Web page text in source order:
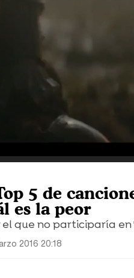
5 de
es la peor
que no participaría en
2016 20:18